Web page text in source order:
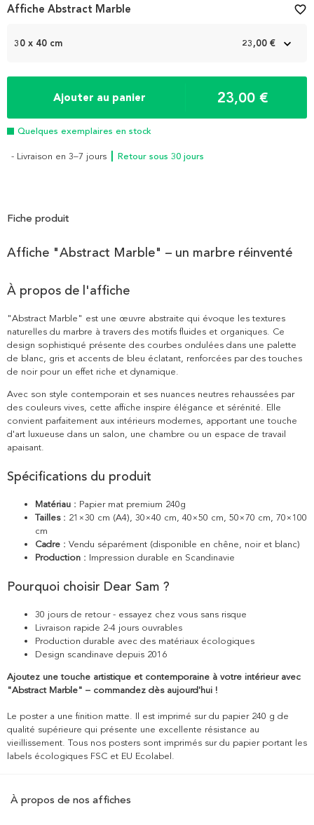
1
30 x 40 cm 23,00 €
Ajouter au panier 23,00 €
Quelques exemplaires en stock
- Livraison en 3–7 jours ┃ Retour sous 30 jours
Affiche Abstract Marble favorite_border
Fiche produit
Affiche "Abstract Marble" – un marbre réinventé
À propos de l'affiche
"Abstract Marble" est une œuvre abstraite qui évoque les textures
naturelles du marbre à travers des motifs fluides et organiques. Ce
design sophistiqué présente des courbes ondulées dans une palette
de blanc, gris et accents de bleu éclatant, renforcées par des touches
de noir pour un effet riche et dynamique.
Avec son style contemporain et ses nuances neutres rehaussées par
des couleurs vives, cette affiche inspire élégance et sérénité. Elle
convient parfaitement aux intérieurs modernes, apportant une touche
d'art luxueuse dans un salon, une chambre ou un espace de travail
apaisant.
Spécifications du produit
Matériau : Papier mat premium 240g
Tailles : 21×30 cm (A4), 30×40 cm, 40×50 cm, 50×70 cm, 70×100
cm
Cadre : Vendu séparément (disponible en chêne, noir et blanc)
Production : Impression durable en Scandinavie
Pourquoi choisir Dear Sam ?
30 jours de retour - essayez chez vous sans risque
Livraison rapide 2-4 jours ouvrables
Production durable avec des matériaux écologiques
Design scandinave depuis 2016
Ajoutez une touche artistique et contemporaine à votre intérieur avec
"Abstract Marble" – commandez dès aujourd'hui !
Le poster a une finition matte. Il est imprimé sur du papier 240 g de
qualité supérieure qui présente une excellente résistance au
vieillissement. Tous nos posters sont imprimés sur du papier portant les
labels écologiques FSC et EU Ecolabel.
À propos de nos affiches